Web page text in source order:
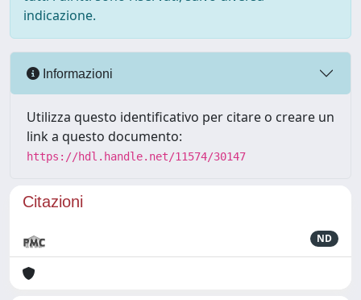
indicazione.
Informazioni
Utilizza questo identificativo per citare o creare un
link a questo documento:
https://hdl.handle.net/11574/30147
Citazioni
ND